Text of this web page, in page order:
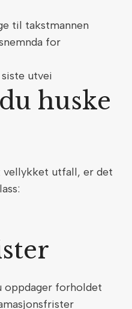
til takstmannen
for
utvei
huske
vellykket utfall, er det
oppdager forholdet